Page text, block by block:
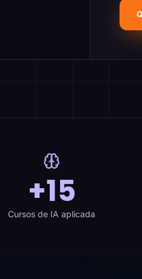
+15
Cursos de IA aplicada